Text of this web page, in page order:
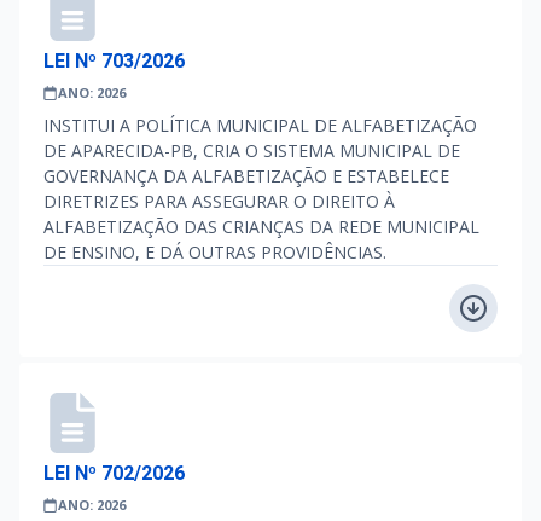
LEI Nº 703/2026
ANO: 2026
INSTITUI A POLÍTICA MUNICIPAL DE ALFABETIZAÇÃO
DE APARECIDA-PB, CRIA O SISTEMA MUNICIPAL DE
GOVERNANÇA DA ALFABETIZAÇÃO E ESTABELECE
DIRETRIZES PARA ASSEGURAR O DIREITO À
ALFABETIZAÇÃO DAS CRIANÇAS DA REDE MUNICIPAL
DE ENSINO, E DÁ OUTRAS PROVIDÊNCIAS.
LEI Nº 702/2026
ANO: 2026